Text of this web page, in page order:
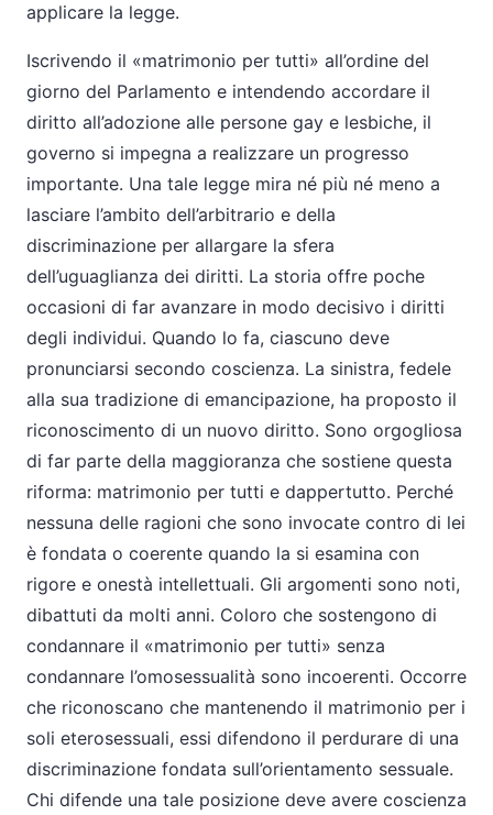
applicare la legge.
Iscrivendo il «matrimonio per tutti» all’ordine del
giorno del Parlamento e intendendo accordare il
diritto all’adozione alle persone gay e lesbiche, il
governo si impegna a realizzare un progresso
importante. Una tale legge mira né più né meno a
lasciare l’ambito dell’arbitrario e della
discriminazione per allargare la sfera
dell’uguaglianza dei diritti. La storia offre poche
occasioni di far avanzare in modo decisivo i diritti
degli individui. Quando lo fa, ciascuno deve
pronunciarsi secondo coscienza. La sinistra, fedele
alla sua tradizione di emancipazione, ha proposto il
riconoscimento di un nuovo diritto. Sono orgogliosa
di far parte della maggioranza che sostiene questa
riforma: matrimonio per tutti e dappertutto. Perché
nessuna delle ragioni che sono invocate contro di lei
è fondata o coerente quando la si esamina con
rigore e onestà intellettuali. Gli argomenti sono noti,
dibattuti da molti anni. Coloro che sostengono di
condannare il «matrimonio per tutti» senza
condannare l’omosessualità sono incoerenti. Occorre
che riconoscano che mantenendo il matrimonio per i
soli eterosessuali, essi difendono il perdurare di una
discriminazione fondata sull’orientamento sessuale.
Chi difende una tale posizione deve avere coscienza